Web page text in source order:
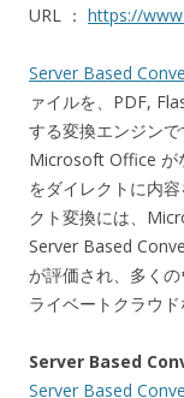
URL ： https://
Server Based
ァイルを、PDF,
する変換エンジンで
Microsoft Office が
をダイレクトに内
クト変換には、
Server Based
が評価され、多く
ライベートクラウド
Server Based
Server Based